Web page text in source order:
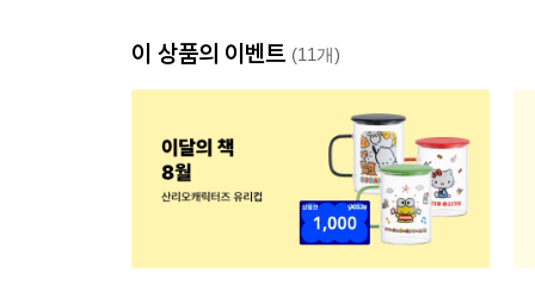
이 상품의 이벤트 (11개)